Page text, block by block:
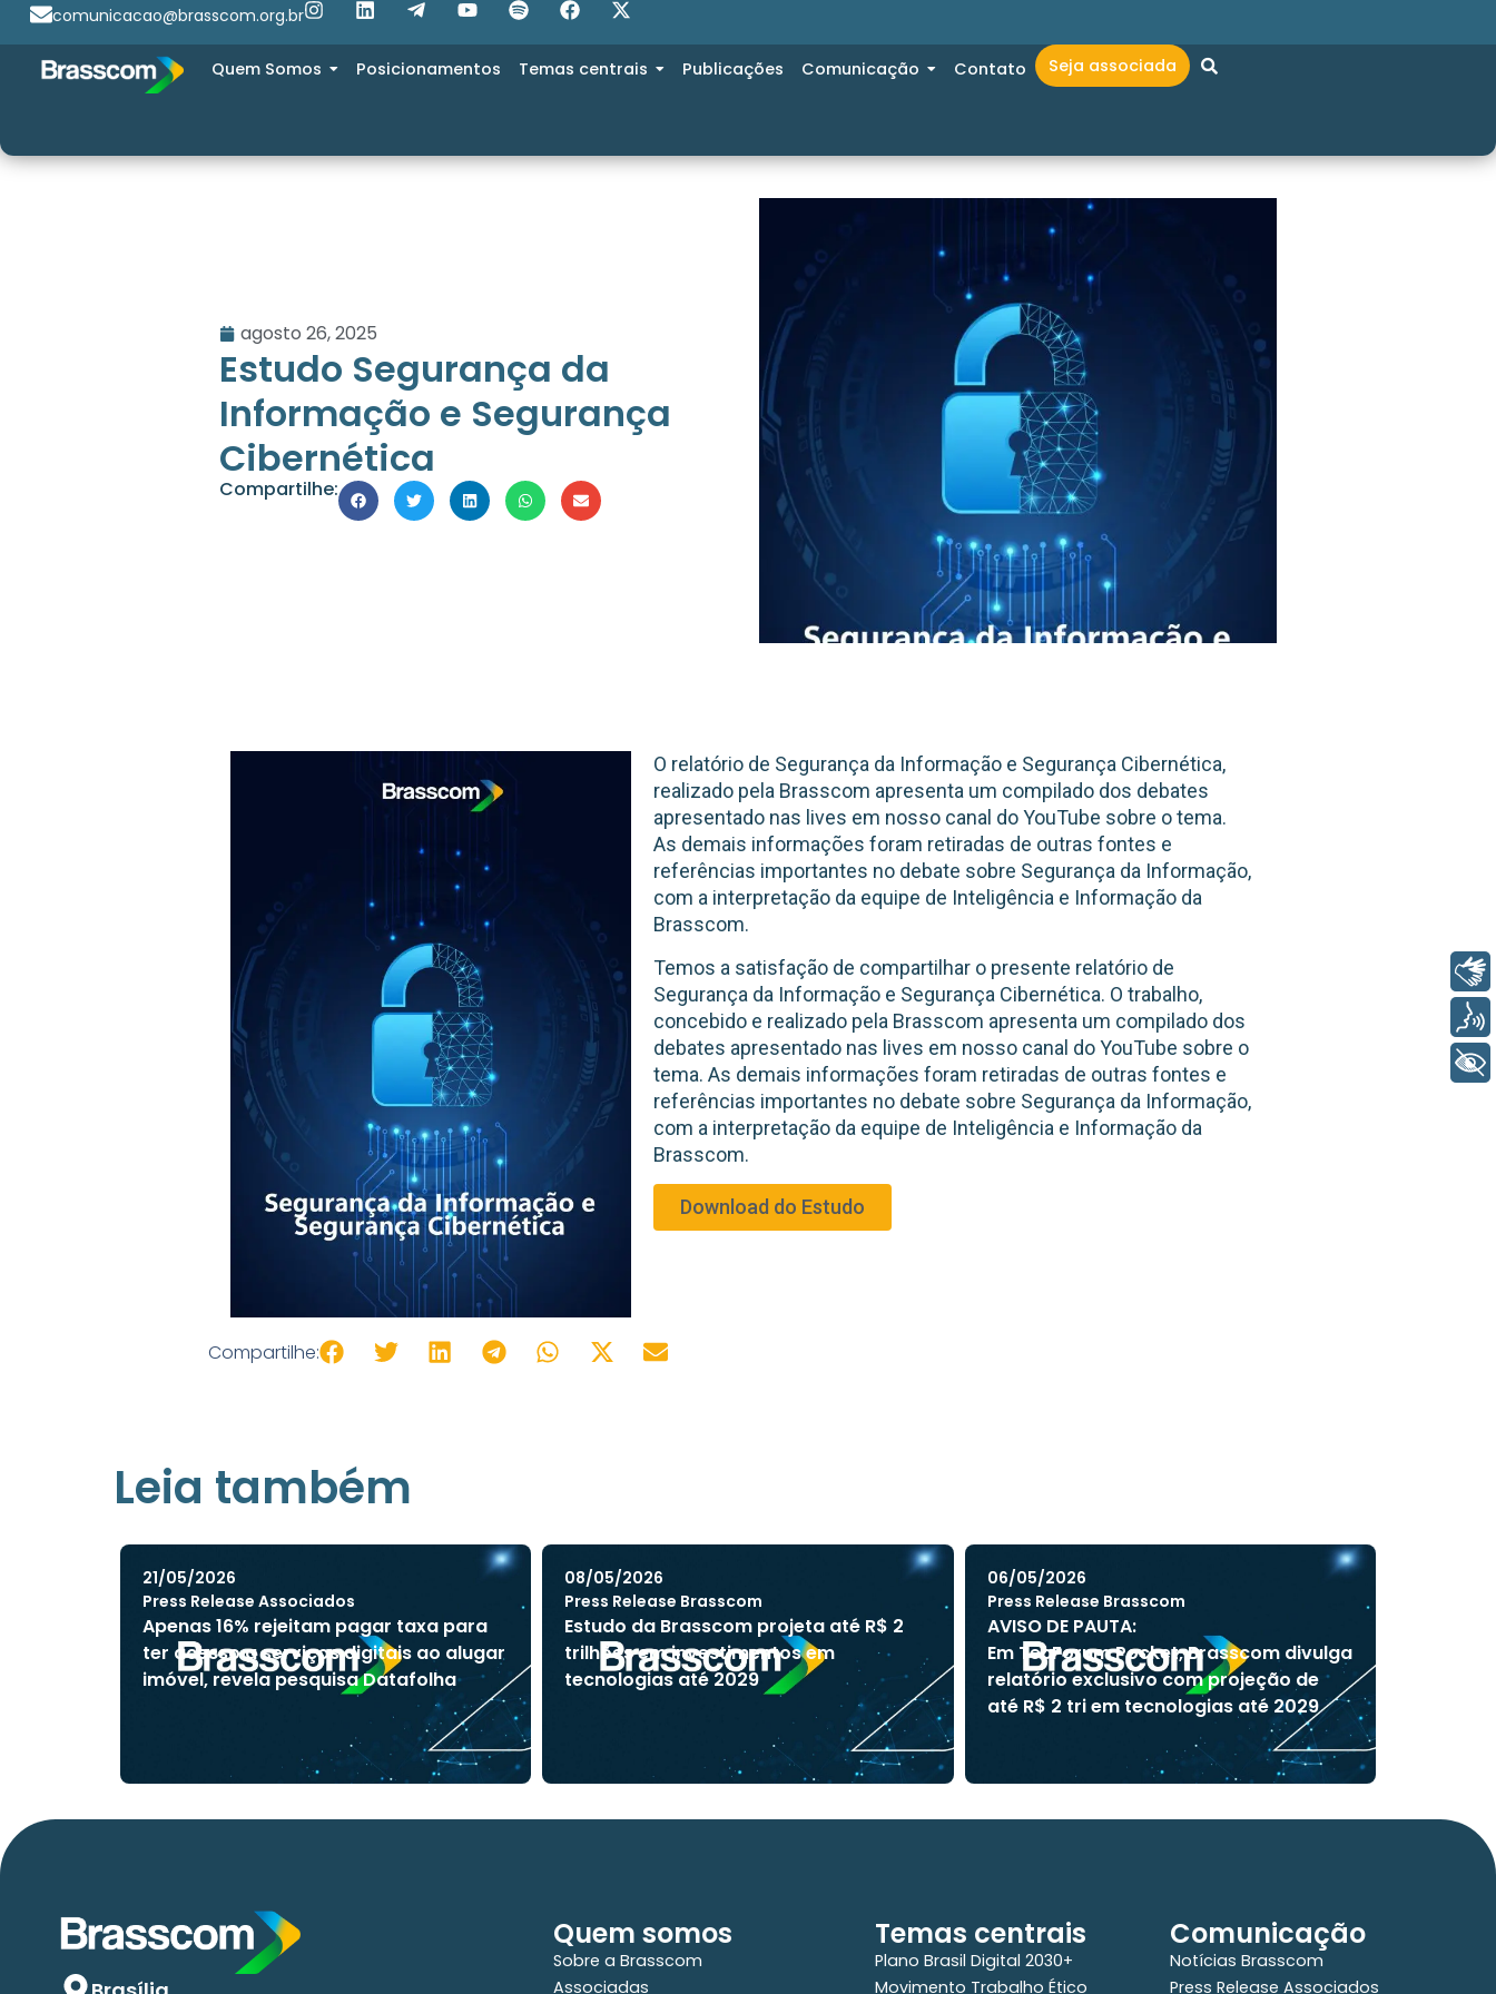
comunicacao@brasscom.org.br
Quem Somos Posicionamentos Temas centrais Publicações Comunicação Contato Seja associada
agosto 26, 2025
Estudo Segurança da
Informação e Segurança
Cibernética
Compartilhe:
O relatório de Segurança da Informação e Segurança Cibernética,
realizado pela Brasscom apresenta um compilado dos debates
apresentado nas lives em nosso canal do YouTube sobre o tema.
As demais informações foram retiradas de outras fontes e
referências importantes no debate sobre Segurança da Informação,
com a interpretação da equipe de Inteligência e Informação da
Brasscom.
Temos a satisfação de compartilhar o presente relatório de
Segurança da Informação e Segurança Cibernética. O trabalho,
concebido e realizado pela Brasscom apresenta um compilado dos
debates apresentado nas lives em nosso canal do YouTube sobre o
tema. As demais informações foram retiradas de outras fontes e
referências importantes no debate sobre Segurança da Informação,
com a interpretação da equipe de Inteligência e Informação da
Brasscom.
Download do Estudo
Compartilhe:
Leia também
21/05/2026
Press Release Associados
Apenas 16% rejeitam pagar taxa para
ter acesso a serviços digitais ao alugar
imóvel, revela pesquisa Datafolha
08/05/2026
Press Release Brasscom
Estudo da Brasscom projeta até R$ 2
trilhões em investimentos em
tecnologias até 2029
06/05/2026
Press Release Brasscom
AVISO DE PAUTA:
Em TecForum Pocket, Brasscom divulga
relatório exclusivo com projeção de
até R$ 2 tri em tecnologias até 2029
Quem somos
Sobre a Brasscom
Associadas
Temas centrais
Plano Brasil Digital 2030+
Movimento Trabalho Ético
Comunicação
Notícias Brasscom
Press Release Associados